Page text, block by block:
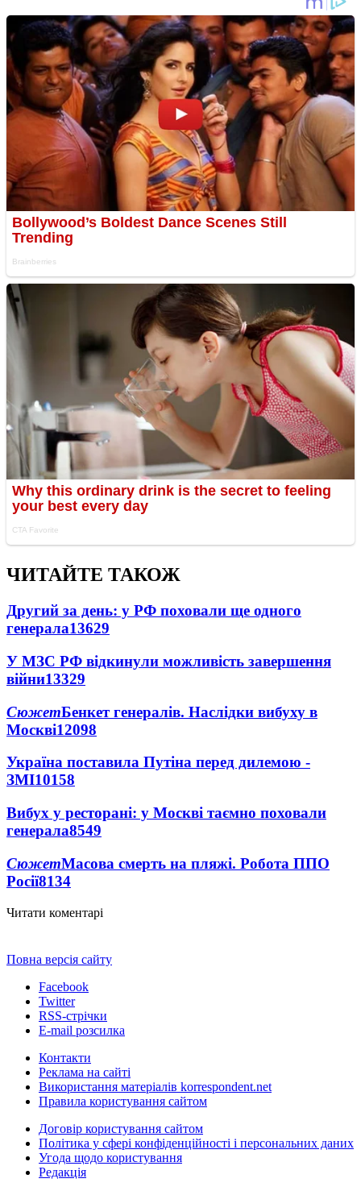
ЧИТАЙТЕ ТАКОЖ
Другий за день: у РФ поховали ще одного
генерала13629
У МЗС РФ відкинули можливість завершення
війни13329
СюжетБенкет генералів. Наслідки вибуху в
Москві12098
Україна поставила Путіна перед дилемою -
ЗМІ10158
Вибух у ресторані: у Москві таємно поховали
генерала8549
СюжетМасова смерть на пляжі. Робота ППО
Росії8134
Читати коментарі
Повна версія сайту
Facebook
Twitter
RSS-стрічки
E-mail розсилка
Контакти
Реклама на сайті
Використання матеріалів korrespondent.net
Правила користування сайтом
Договір користування сайтом
Політика у сфері конфіденційності і персональних даних
Угода щодо користування
Редакція